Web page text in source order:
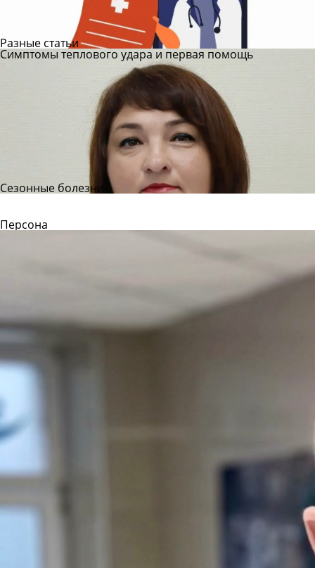
Разные статьи
Симптомы теплового удара и первая помощь
Сезонные болезни
Персона